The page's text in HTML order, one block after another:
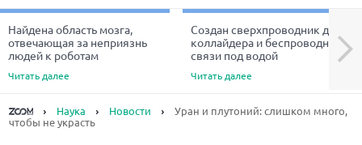
Найдена область мозга,
отвечающая за неприязнь
людей к роботам
Читать далее
Создан сверхпроводник для
коллайдера и беспроводной
связи под водой
Читать далее
Next
Наука Новости
Уран и плутоний: слишком много,
чтобы не украсть